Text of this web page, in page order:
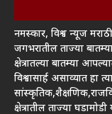
नमस्कार, विश्व न्यूज
जगभरातील ताज्या
क्षेत्रातल्या बातम्या
विश्वासार्ह असाव्यात हा
क्षेत्रातील ताज्या